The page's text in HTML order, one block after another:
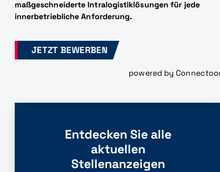
maßgeschneiderte Intralogistiklösungen für jede
innerbetriebliche Anforderung.
JETZT BEWERBEN
powered by
Entdecken Sie alle
aktuellen
Stellenanzeigen